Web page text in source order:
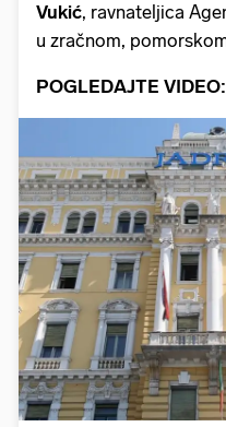
Vukić, ravnateljica
u zračnom,
POGLEDAJTE VIDEO: